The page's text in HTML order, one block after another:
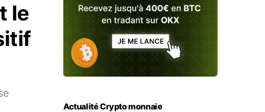
le
Actualité Crypto monnaie